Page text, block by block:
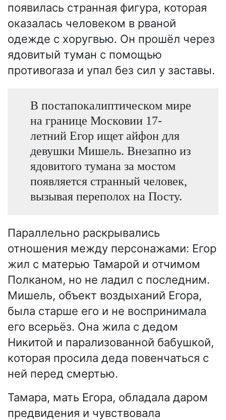
появилась странная фигура, которая
оказалась человеком в рваной
одежде с хоругвью. Он прошёл через
ядовитый туман с помощью
противогаза и упал без сил у заставы.
В постапокалиптическом мире
на границе Московии 17-
летний Егор ищет айфон для
девушки Мишель. Внезапно из
ядовитого тумана за мостом
появляется странный человек,
вызывая переполох на Посту.
Параллельно раскрывались
отношения между персонажами: Егор
жил с матерью Тамарой и отчимом
Полканом, но не ладил с последним.
Мишель, объект воздыханий Егора,
была старше его и не воспринимала
его всерьёз. Она жила с дедом
Никитой и парализованной бабушкой,
которая просила деда повенчаться с
ней перед смертью.
Тамара, мать Егора, обладала даром
предвидения и чувствовала